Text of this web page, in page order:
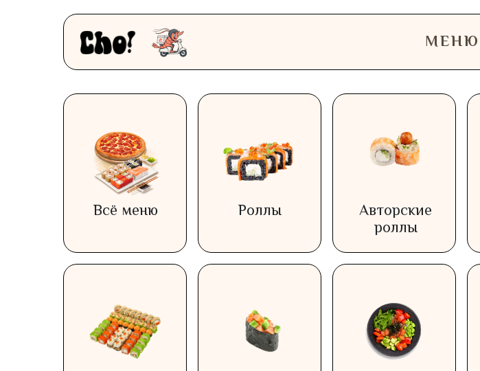
МЕНЮ
Всё меню Роллы
Авторские
роллы